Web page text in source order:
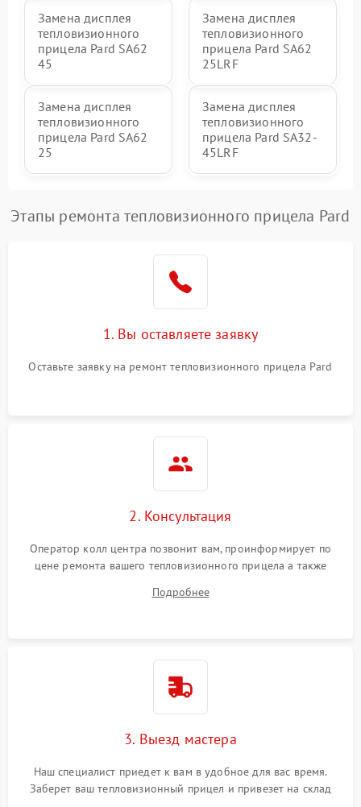
Замена дисплея
тепловизионного
прицела Pard SA62
45
Замена дисплея
тепловизионного
прицела Pard SA62
25LRF
Замена дисплея
тепловизионного
прицела Pard SA62
25
Замена дисплея
тепловизионного
прицела Pard SA32-
45LRF
Этапы ремонта тепловизионного прицела Pard
1. Вы оставляете заявку
Оставьте заявку на ремонт тепловизионного прицела Pard
2. Консультация
Оператор колл центра позвонит вам, проинформирует по
цене ремонта вашего тепловизионного прицела а также
Подробнее
3. Выезд мастера
Наш специалист приедет к вам в удобное для вас время.
Заберет ваш тепловизионный прицел и привезет на склад